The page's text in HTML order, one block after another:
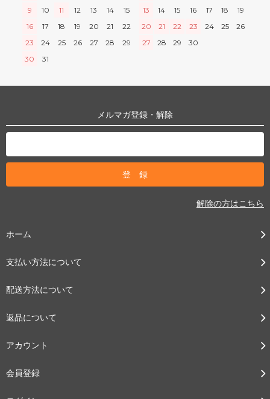
9
10 11 12 13 14
15
16
17 18 19 20 21
22
23
24 25 26 27 28
29
30
31
13
14 15 16 17 18
19
20
21 22 23 24 25
26
27
28 29 30
メルマガ登録・解除
解除の方はこちら
ホーム
支払い方法について
配送方法について
返品について
アカウント
会員登録